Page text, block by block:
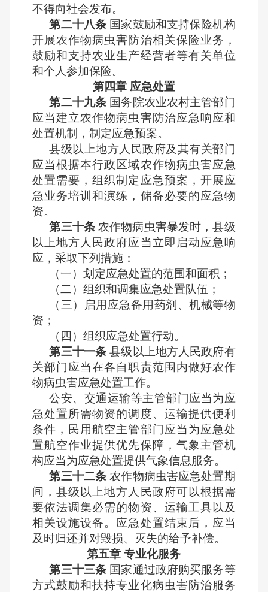
不得向社会发布。
第二十八条 国家鼓励和支持保险机构
开展农作物病虫害防治相关保险业务，
鼓励和支持农业生产经营者等有关单位
和个人参加保险。
第四章 应急处置
第二十九条 国务院农业农村主管部门
应当建立农作物病虫害防治应急响应和
处置机制，制定应急预案。
县级以上地方人民政府及其有关部门
应当根据本行政区域农作物病虫害应急
处置需要，组织制定应急预案，开展应
急业务培训和演练，储备必要的应急物
资。
第三十条农作物病虫害暴发时，县级
以上地方人民政府应当立即启动应急响
应，采取下列措施：
（一）划定应急处置的范围和面积；
（二）组织和调集应急处置队伍；
（三）启用应急备用药剂、机械等物
资；
（四）组织应急处置行动。
第三十一条 县级以上地方人民政府有
关部门应当在各自职责范围内做好农作
物病虫害应急处置工作。
公安、交通运输等主管部门应当为应
急处置所需物资的调度、运输提供便利
条件，民用航空主管部门应当为应急处
置航空作业提供优先保障，气象主管机
构应当为应急处置提供气象信息服务。
第三十二条 农作物病虫害应急处置期
间，县级以上地方人民政府可以根据需
要依法调集必需的物资、运输工具以及
相关设施设备。应急处置结束后，应当
及时归还并对毁损、灭失的给予补偿。
第五章 专业化服务
第三十三条 国家通过政府购买服务等
方式鼓励和扶持专业化病虫害防治服务